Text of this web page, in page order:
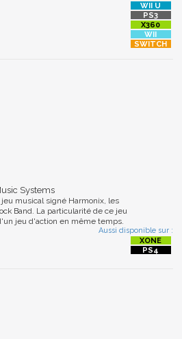
Systems
musical signé Harmonix, les
Band. La particularité de ce jeu
jeu d'action en même temps.
Aussi disponible sur :